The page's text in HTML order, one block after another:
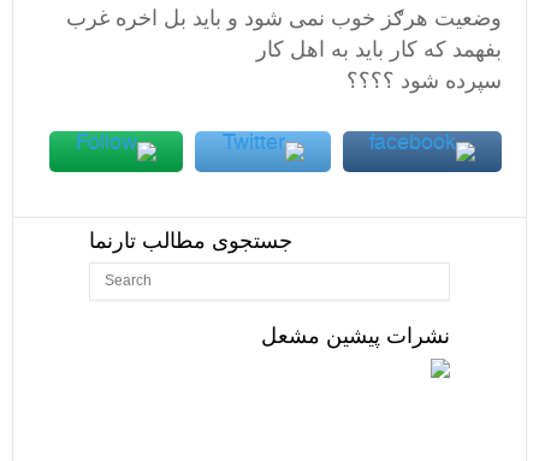
وضعیت هرګز خوب نمی شود و باید بل اخره غرب
بفهمد که کار باید به اهل کار
سپرده شود ؟؟؟؟
جستجوی مطالب تارنما
نشرات پیشین مشعل